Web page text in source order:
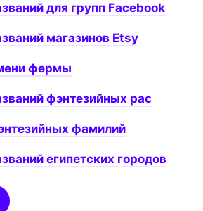
для групп Facebook
магазинов Etsy
фермы
фэнтезийных рас
фамилий
египетских городов